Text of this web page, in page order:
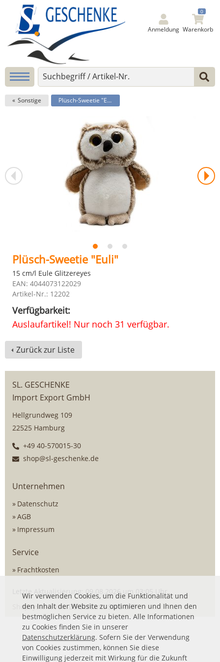
Anmeldung
0
Warenkorb
Sonstige Plüsch-Sweetie "Euli"
Plüsch-Sweetie "Euli"
15 cm/l Eule Glitzereyes
EAN: 4044073122029
Artikel-Nr.: 12202
Verfügbarkeit:
Auslaufartikel! Nur noch 31 verfügbar.
Zurück zur Liste
SL. GESCHENKE
Import Export GmbH
Hellgrundweg 109
22525 Hamburg
+49 40-570015-30
shop@sl-geschenke.de
Unternehmen
Datenschutz
AGB
Impressum
Service
Frachtkosten
Letzte Aktualisierung: 09.08.2026 um 03:05 Uhr
Shopsystem vonDSISoftmit SOG ERP
Wir verwenden Cookies, um die Funktionalität und
den Inhalt der Website zu optimieren und Ihnen den
bestmöglichen Service zu bieten. Alle Informationen
zu Cookies finden Sie in unserer
Datenschutzerklärung. Sofern Sie der Verwendung
von Cookies zustimmen, können Sie diese
Einwilligung jederzeit mit Wirkung für die Zukunft